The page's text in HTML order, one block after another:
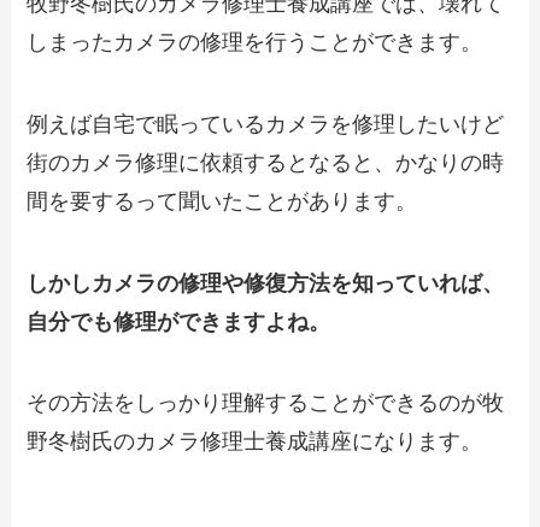
しまったカメラの修理を行うことができます。
例えば自宅で眠っているカメラを修理したいけど
街のカメラ修理に依頼するとなると、かなりの時
間を要するって聞いたことがあります。
しかしカメラの修理や修復方法を知っていれば、
自分でも修理ができますよね。
その方法をしっかり理解することができるのが牧
野冬樹氏のカメラ修理士養成講座になります。